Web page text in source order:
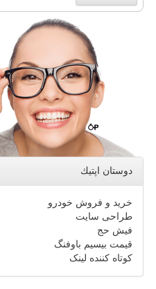
دوستان اپتیك
خرید و فروش خودرو
طراحی سایت
فیش حج
قیمت بیسیم باوفنگ
کوتاه کننده لینک